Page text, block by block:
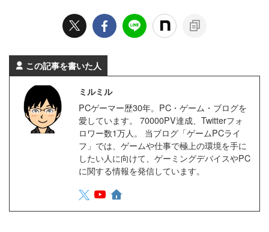
この記事を書いた人
ミルミル
PCゲーマー歴30年。PC・ゲーム・ブログを
愛しています。 70000PV達成、Twitterフォ
ロワー数1万人。 当ブログ「ゲームPCライ
フ」では、ゲームや仕事で極上の環境を手に
したい人に向けて、ゲーミングデバイスやPC
に関する情報を発信しています。